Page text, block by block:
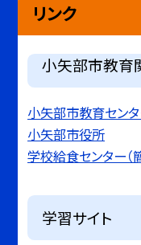
リンク
小矢部市教育
小矢部市教育セン
小矢部市役所
学校給食センター（
学習サイト